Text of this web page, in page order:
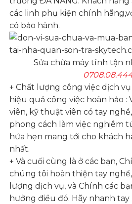
các linh phụ kiện chính
có bảo hành.
Sửa chữa máy tính tận
+ Chất lượng công việc dịch
hiệu quả công việc hoàn hảo :
viên, kỹ thuật viên có tay
phong cách làm việc nghiêm
hứa hẹn mang tới cho khách
nhất.
+ Và cuối cùng là ở các bạn,
chúng tôi hoàn thiện tay
lượng dịch vụ, và Chính các
hưởng điều đó. Hãy nhanh